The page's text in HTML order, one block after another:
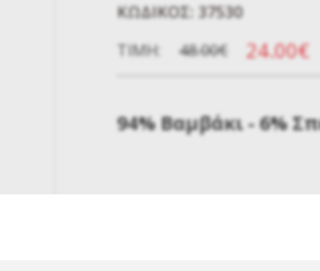
KΩΔΙΚΌΣ: 37530
ΤΙΜΉ: 48.00€ 24.00€
94% Βαμβάκι - 6%